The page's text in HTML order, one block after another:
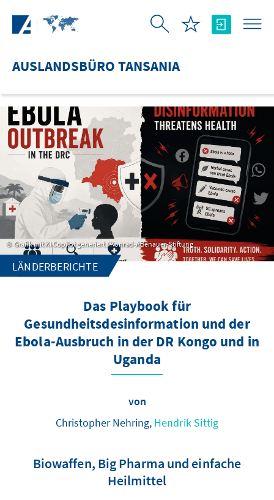
AUSLANDSBÜRO TANSANIA
Grafik mit KI Copilot generiert / Konrad-Adenauer-Stiftung
LÄNDERBERICHTE
Das Playbook für
Gesundheitsdesinformation und der
Ebola-Ausbruch in der DR Kongo und in
Uganda
von
Christopher Nehring, Hendrik Sittig
Biowaffen, Big Pharma und einfache
Heilmittel